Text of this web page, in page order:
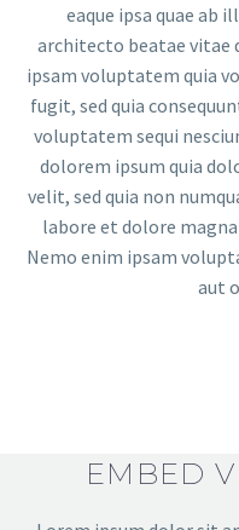
eaque ipsa quae ab
architecto beatae vitae
ipsam voluptatem quia
fugit, sed quia
voluptatem sequi
dolorem ipsum quia
velit, sed quia non
labore et dolore
Nemo enim ipsam
aut
EMBED